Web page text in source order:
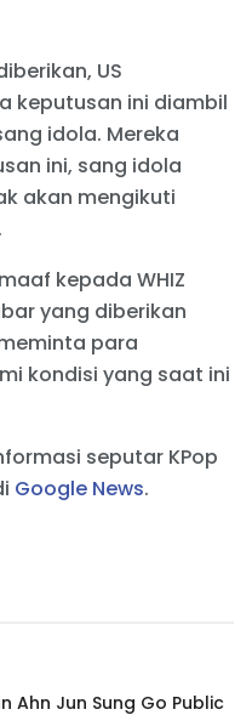
US
keputusan ini diambil
idola. Mereka
ini, sang idola
akan mengikuti
kepada WHIZ
yang diberikan
para
kondisi yang saat ini
seputar KPop
Google News.
Ahn Jun Sung Go Public